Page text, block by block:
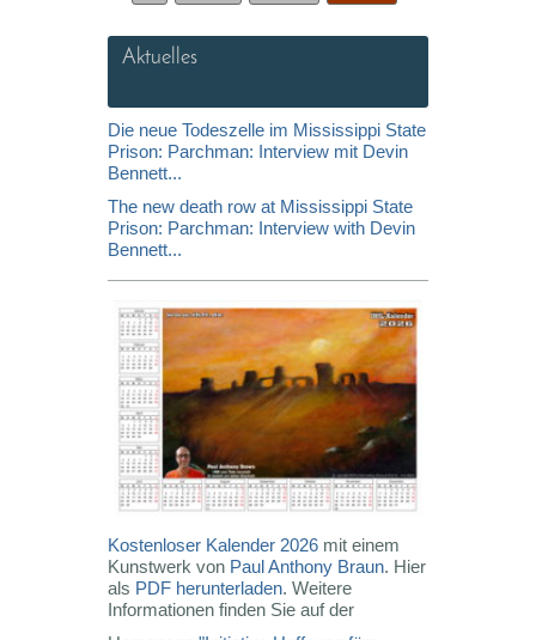
Aktuelles
Die neue Todeszelle im Mississippi State
Prison: Parchman: Interview mit Devin
Bennett...
The new death row at Mississippi State
Prison: Parchman: Interview with Devin
Bennett...
Kostenloser Kalender 2026 mit einem
Kunstwerk von Paul Anthony Braun. Hier
als PDF herunterladen. Weitere
Informationen finden Sie auf der